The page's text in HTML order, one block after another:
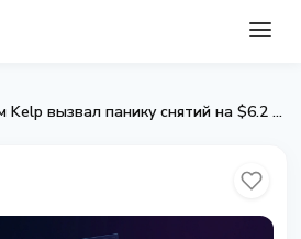
Aave упал на 13%: взлом Kelp вызвал панику снятий на $6.2 млрд